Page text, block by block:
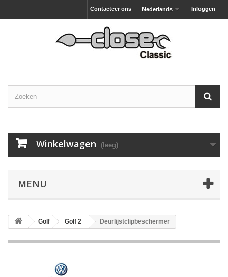
Inloggen
Nederlands
Contacteer ons
Winkelwagen (leeg)
MENU
Golf Golf 2 Deurlijstclipbeschermer